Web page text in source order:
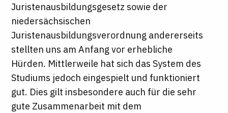
Juristenausbildungsgesetz sowie der
niedersächsischen
Juristenausbildungsverordnung andererseits
stellten uns am Anfang vor erhebliche
Hürden. Mittlerweile hat sich das System des
Studiums jedoch eingespielt und funktioniert
gut. Dies gilt insbesondere auch für die sehr
gute Zusammenarbeit mit dem